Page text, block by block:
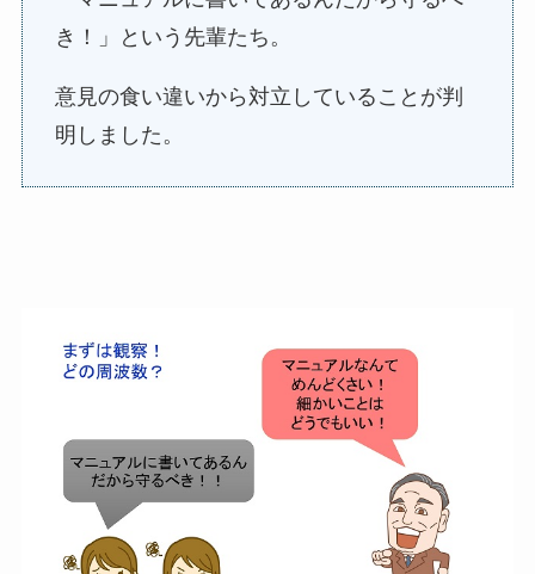
き！」という先輩たち。
意見の食い違いから対立していることが判
明しました。